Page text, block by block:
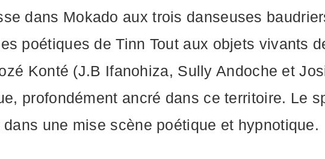
dans Mokado aux trois danseuses
poétiques de Tinn Tout aux objets vivants
Konté (J.B Ifanohiza, Sully Andoche et
profondément ancré dans ce territoire. Le
une mise scène poétique et hypnotique.